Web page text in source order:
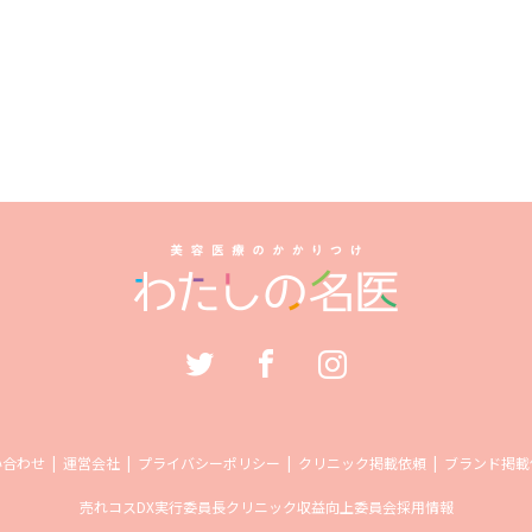
わせ 運営会社 プライバシーポリシー クリニック掲載依頼 ブランド掲
売れコスDX実行委員長クリニック収益向上委員会採用情報